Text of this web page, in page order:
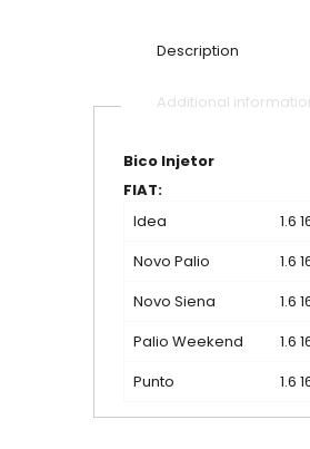
Description
Additional
Bico Injetor
FIAT:
Idea
1.6
Novo Palio
1.6
Novo Siena
1.6
Palio Weekend
1.6
Punto
1.6